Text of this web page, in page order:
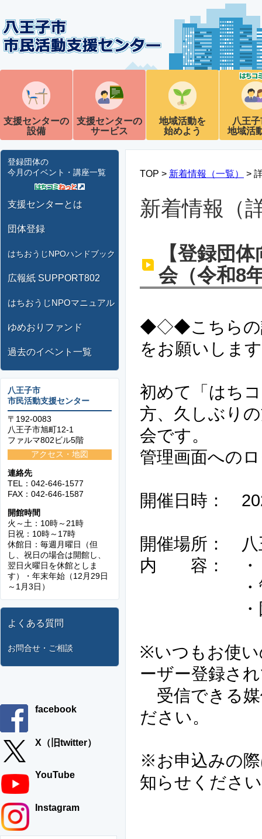
支援センターの
設備
支援センターの
サービス
地域活動を
始めよう
八王
地域活
登録団体の
今月のイベント・講座一覧
支援センターとは
団体登録
はちおうじNPOハンドブック
広報紙 SUPPORT802
はちおうじNPOマニュアル
ゆめおりファンド
過去のイベント一覧
八王子市
市民活動支援センター
〒192-0083
八王子市旭町12-1
ファルマ802ビル5階
アクセス・地図
連絡先
TEL：042-646-1577
FAX：042-646-1587
開館時間
火～土：10時～21時
日祝：10時～17時
休館日：毎週月曜日（但
し、祝日の場合は開館し、
翌日火曜日を休館としま
す）・年末年始（12月29日
～1月3日）
よくある質問
お問合せ・ご相談
facebook
X（旧twitter）
YouTube
Instagram
TOP > 新着情報（一覧） >
新着情報（
【登録団
会（令和8
◆◇◆こちらの
をお願いし
初めて「はち
方、久しぶり
会です。
管理画面への
開催日時：
開催場所： 八
内 容： ・「
・管理画
・団体プ
※いつもお使
ーザー登録さ
受信できる媒
ださい。
※お申込みの際
知らせくださ